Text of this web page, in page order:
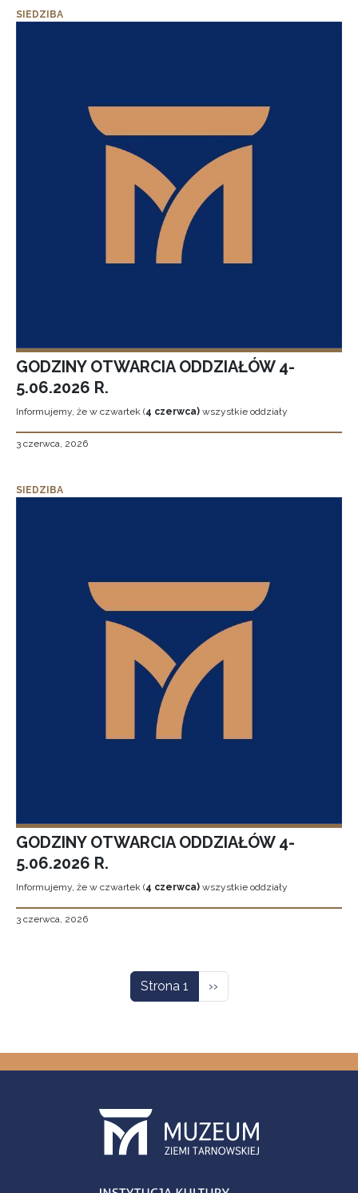
SIEDZIBA
GODZINY OTWARCIA ODDZIAŁÓW 4-
5.06.2026 R.
Informujemy, że w czwartek (4 czerwca) wszystkie oddziały
3 czerwca, 2026
SIEDZIBA
GODZINY OTWARCIA ODDZIAŁÓW 4-
5.06.2026 R.
Informujemy, że w czwartek (4 czerwca) wszystkie oddziały
3 czerwca, 2026
Strona 1 Następna strona
››